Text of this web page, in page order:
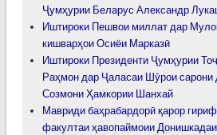
Ҷумҳурии Беларус Александр
Иштироки Пешвои миллат дар
кишварҳои Осиёи Марказӣ
Иштироки Президенти Ҷумҳурии
Раҳмон дар Ҷаласаи Шӯрои сарони
Созмони Ҳамкории Шанхай
Мавриди баҳрабардорӣ қарор
факултаи ҳавопаймоии